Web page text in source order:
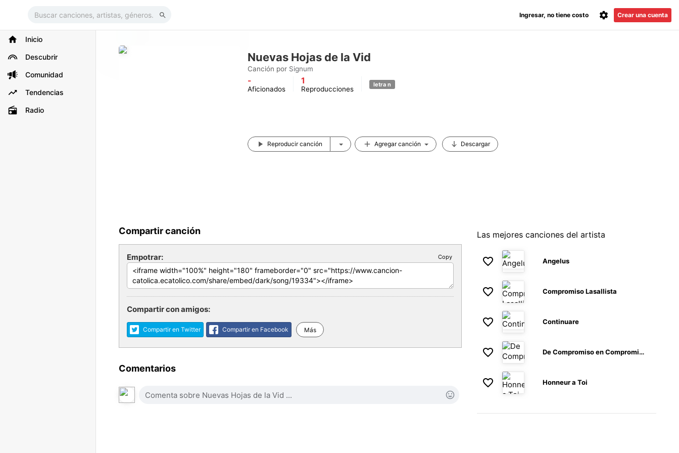
Crear una cuenta
Ingresar, no tiene costo
Inicio
Descubrir
Comunidad
Tendencias
Radio
Nuevas Hojas de la Vid
Canción por Signum
Reproducir canción Agregar canción Descargar
-
Aficionados
1
Reproducciones
letra n
Compartir canción
Empotrar: Copy
Compartir con amigos:
Compartir en Twitter Compartir en Facebook Más
Comentarios
Las mejores canciones del artista
Angelus
Compromiso Lasallista
Continuare
De Compromiso en Compromiso
Honneur a Toi